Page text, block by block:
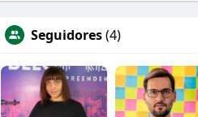
Seguidores(4)